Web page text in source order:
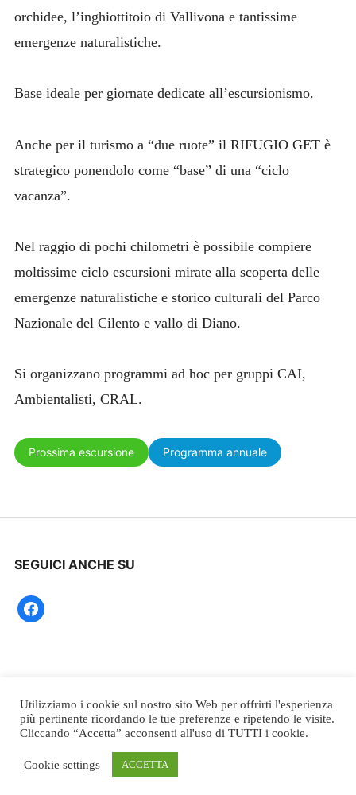
orchidee, l’inghiottitoio di Vallivona e tantissime
emergenze naturalistiche.
Base ideale per giornate dedicate all’escursionismo.
Anche per il turismo a “due ruote” il RIFUGIO GET è
strategico ponendolo come “base” di una “ciclo
vacanza”.
Nel raggio di pochi chilometri è possibile compiere
moltissime ciclo escursioni mirate alla scoperta delle
emergenze naturalistiche e storico culturali del Parco
Nazionale del Cilento e vallo di Diano.
Si organizzano programmi ad hoc per gruppi CAI,
Ambientalisti, CRAL.
Prossima escursione Programma annuale
SEGUICI ANCHE SU
facebook
PROUDLY POWERED BY WORDPRESS| THEME: RADCLIFFE 2
Utilizziamo i cookie sul nostro sito Web per offrirti l'esperienza
più pertinente ricordando le tue preferenze e ripetendo le visite.
Cliccando “Accetta” acconsenti all'uso di TUTTI i cookie.
Cookie settings ACCETTA